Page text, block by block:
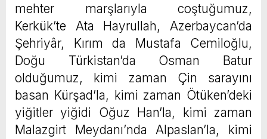
mehter marşlarıyla coştuğumuz,
Kerkük’te Ata Hayrullah, Azerbaycan’da
Şehriyâr, Kırım da Mustafa Cemiloğlu,
Doğu Türkistan’da Osman Batur
olduğumuz, kimi zaman Çin sarayını
basan Kürşad’la, kimi zaman Ötüken’deki
yiğitler yiğidi Oğuz Han’la, kimi zaman
Malazgirt Meydanı’nda Alpaslan’la, kimi